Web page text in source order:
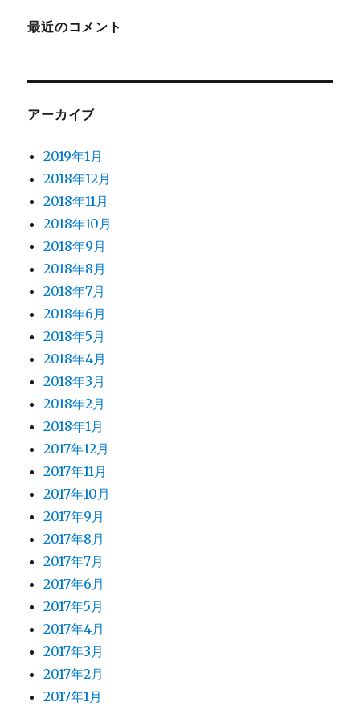
最近のコメント
アーカイブ
2019年1月
2018年12月
2018年11月
2018年10月
2018年9月
2018年8月
2018年7月
2018年6月
2018年5月
2018年4月
2018年3月
2018年2月
2018年1月
2017年12月
2017年11月
2017年10月
2017年9月
2017年8月
2017年7月
2017年6月
2017年5月
2017年4月
2017年3月
2017年2月
2017年1月